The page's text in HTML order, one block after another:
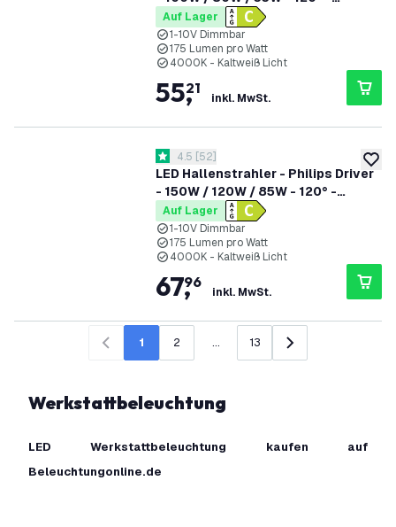
175lm/W - 4000K - IP65 - Dimmbar
- 5 Jahre Garantie - GS-geprüft
Auf Lager
1-10V Dimmbar
175 Lumen pro Watt
4000K - Kaltweiß Licht
55,
21
inkl. MwSt.
zur
LED Hallenstrahler - Philips Driver
- 150W / 120W / 85W - 120° -
175lm/W - 4000K - IP65 - Dimmbar
- 5 Jahre Garantie - GS-geprüft
Bewertungsbereich öffnen
4.5 Bewertungssterne
4.5 [52]
Auf Lager
1-10V Dimmbar
175 Lumen pro Watt
4000K - Kaltweiß Licht
67,
96
inkl. MwSt.
Zurück1 2 ... 13 Weiter
Werkstattbeleuchtung
LED Werkstattbeleuchtung kaufen auf
Beleuchtungonline.de